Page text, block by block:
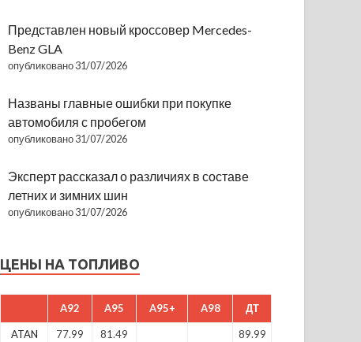
Представлен новый кроссовер Mercedes-
Benz GLA
опубликовано 31/07/2026
Названы главные ошибки при покупке
автомобиля с пробегом
опубликовано 31/07/2026
Эксперт рассказал о различиях в составе
летних и зимних шин
опубликовано 31/07/2026
ЦЕНЫ НА ТОПЛИВО
A92 A95 A95+ A98 ДТ
ATAN 77.99 81.49
89.99